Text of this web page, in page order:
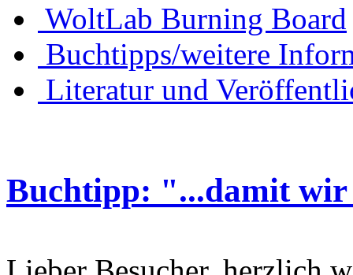
WoltLab Burning Board
Buchtipps/weitere
Literatur und
Buchtipp: "...damit wir